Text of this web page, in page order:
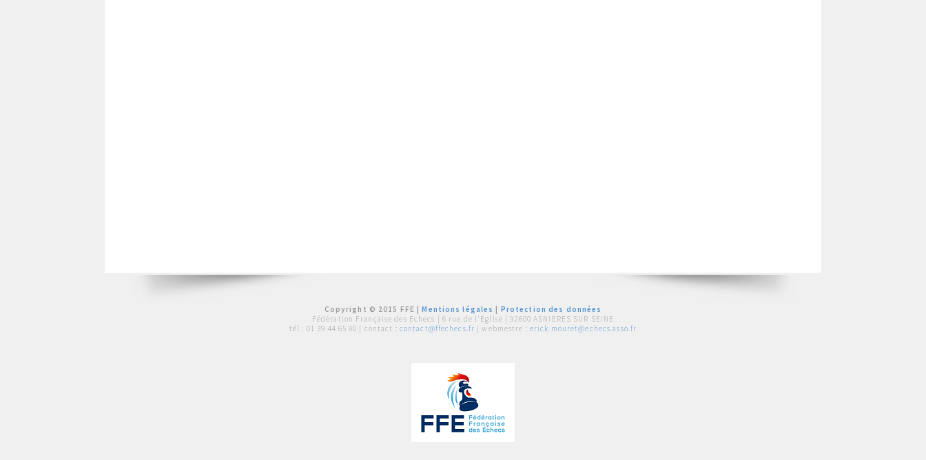
Copyright © 2015 FFE |Mentions légales
Protection des données
Fédération Française des Echecs | 6 rue de l'Eglise | 92600 ASNIERES SUR SEINE
tél : 01 39 44 65 80 | contact : contact@ffechecs.fr | webmestre : erick.mouret@echecs.asso.fr